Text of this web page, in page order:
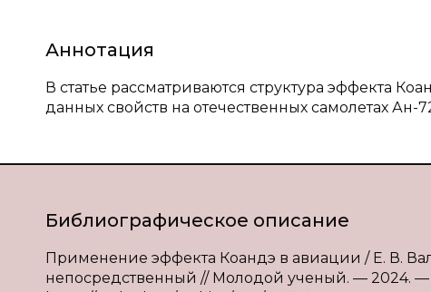
Аннотация
В статье рассматриваются структура эффекта
данных свойств на отечественных самолетах Ан-
Библиографическое описание
Применение эффекта Коандэ в авиации / Е. В.
непосредственный // Молодой ученый. — 2024. —